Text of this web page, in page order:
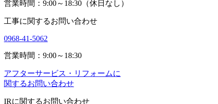
営業時間：9:00～18:30（休日なし）
工事に関するお問い合わせ
0968-41-5062
営業時間：9:00～18:30
アフターサービス・リフォームに
関するお問い合わせ
IRに関するお問い合わせ